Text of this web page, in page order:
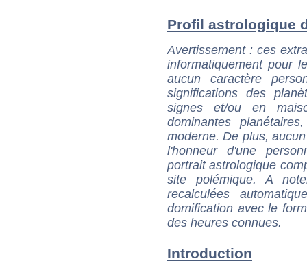
Profil astrologique
Avertissement: ces
informatiquement pour
aucun caractère
significations des
signes et/ou en
dominantes
moderne. De plus,
l'honneur d'une
portrait astrologique
site polémique. A
recalculées
domification avec le
des heures connues.
Introduction